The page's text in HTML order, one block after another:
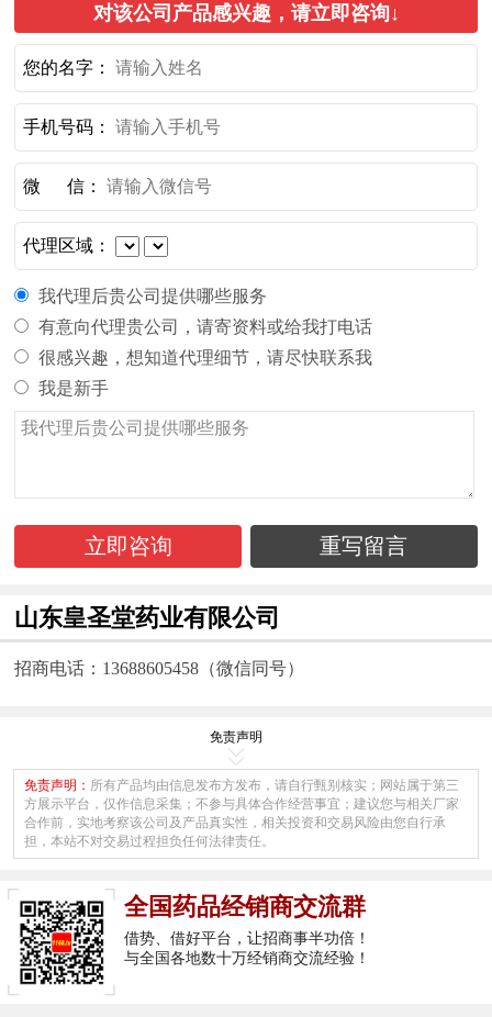
对该公司产品感兴趣，请立即咨询↓
您的名字：
手机号码：
微 信：
代理区域：
我代理后贵公司提供哪些服务
有意向代理贵公司，请寄资料或给我打电话
很感兴趣，想知道代理细节，请尽快联系我
我是新手
立即咨询 重写留言
山东皇圣堂药业有限公司
招商电话：13688605458（微信同号）
免责声明
免责声明： 所有产品均由信息发布方发布，请自行甄别核实；网站属于第三
方展示平台，仅作信息采集；不参与具体合作经营事宜；建议您与相关厂家
合作前，实地考察该公司及产品真实性，相关投资和交易风险由您自行承
担，本站不对交易过程担负任何法律责任。
全国药品经销商交流群
借势、借好平台，让招商事半功倍！
与全国各地数十万经销商交流经验！